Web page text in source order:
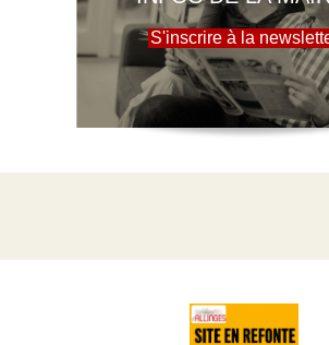
S'inscrire à la